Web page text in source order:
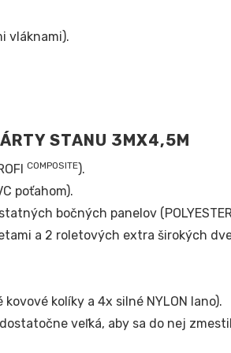
vláknami).
STANU 3MX4,5M
COMPOSITE).
poťahom).
bočných panelov
a 2 roletových extra širokých
kolíky a 4x silné NYLON lano).
veľká, aby sa do nej